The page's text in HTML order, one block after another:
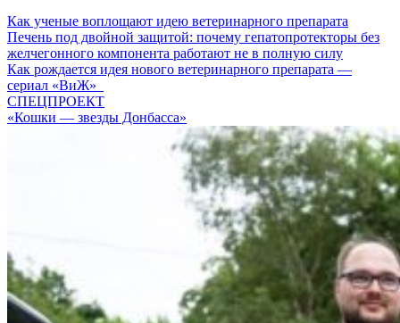
Как ученые воплощают идею ветеринарного препарата
Печень под двойной защитой: почему гепатопротекторы без
желчегонного компонента работают не в полную силу
Как рождается идея нового ветеринарного препарата —
сериал «ВиЖ»
СПЕЦПРОЕКТ
«Кошки — звезды Донбасса»